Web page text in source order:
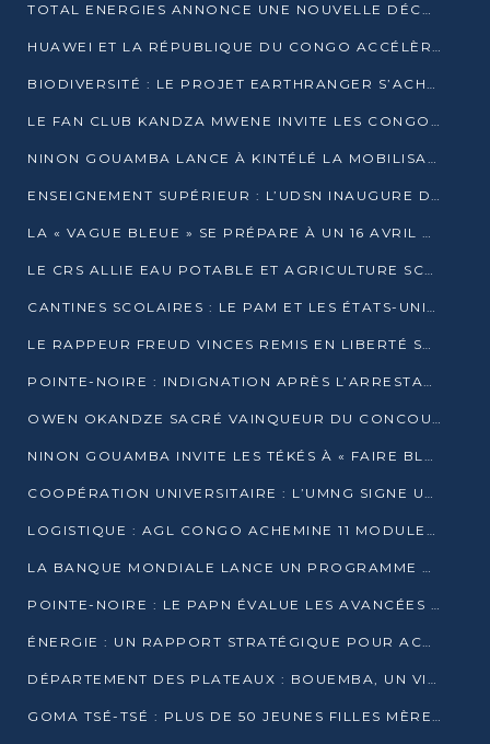
TOTAL ENERGIES ANNONCE UNE NOUVELLE DÉCOUVERTE D’HYDROCARBURES SUR LE PERMIS MOHO AU LARGE DU CONGO
HUAWEI ET LA RÉPUBLIQUE DU CONGO ACCÉLÈRENT LEUR PARTENARIAT
BIODIVERSITÉ : LE PROJET EARTHRANGER S’ACHÈVE, MAIS LES DÉFIS DEMEURENT
LE FAN CLUB KANDZA MWENE INVITE LES CONGOLAIS À UNE FORTE AFFLUENCE AU STADE DE KINTÉLÉ
NINON GOUAMBA LANCE À KINTÉLÉ LA MOBILISATION POUR L’INVESTITURE DR DSN
ENSEIGNEMENT SUPÉRIEUR : L’UDSN INAUGURE DES LABORATOIRES POUR BOOSTER LA FORMATION PRATIQUE
LA « VAGUE BLEUE » SE PRÉPARE À UN 16 AVRIL HISTORIQUE
LE CRS ALLIE EAU POTABLE ET AGRICULTURE SCOLAIRE AU CŒUR DE LA TRANSFORMATION DES ÉCOLES RURALES
CANTINES SCOLAIRES : LE PAM ET LES ÉTATS-UNIS AU CONTACT DES ÉCOLIERS DE KINKALA
LE RAPPEUR FREUD VINCES REMIS EN LIBERTÉ SOUS PRESSION MÉDIATIQUE
POINTE-NOIRE : INDIGNATION APRÈS L’ARRESTATION DU RAPPEUR FREUD VINCES
OWEN OKANDZE SACRÉ VAINQUEUR DU CONCOURS SLAM POUR LA VIE
NINON GOUAMBA INVITE LES TÉKÉS À « FAIRE BLOC » POUR PESER DANS LE DÉBAT NATIONAL
COOPÉRATION UNIVERSITAIRE : L’UMNG SIGNE UN ACCORD STRATÉGIQUE AVEC L’UNIVERSITÉ HAINAN EN CHINE
LOGISTIQUE : AGL CONGO ACHEMINE 11 MODULES GÉANTS JUSQU’À BRAZZAVILLE
LA BANQUE MONDIALE LANCE UN PROGRAMME DE 394 MILLIONS DE DOLLARS POUR LE BASSIN DU CONGO
POINTE-NOIRE : LE PAPN ÉVALUE LES AVANCÉES DU MÔLE EST
ÉNERGIE : UN RAPPORT STRATÉGIQUE POUR ACCÉLÉRER LA TRANSITION AU CONGO
DÉPARTEMENT DES PLATEAUX : BOUEMBA, UN VIVIER ÉCONOMIQUE PRÊT À EXPLOSER
GOMA TSÉ-TSÉ : PLUS DE 50 JEUNES FILLES MÈRES SENSIBILISÉES À LA SANTÉ SEXUELLE